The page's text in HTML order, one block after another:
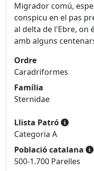
Migrador comú,
conspicu en el pas
al delta de l'Ebre, on
amb alguns
Ordre
Caradriformes
Família
Sternidae
Llista Patró
Categoria A
Població catalana
500-1.700 Parelles